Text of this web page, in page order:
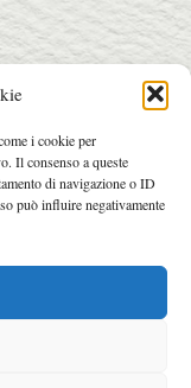
i cookie per
Il consenso a queste
di navigazione o ID
può influire negativamente